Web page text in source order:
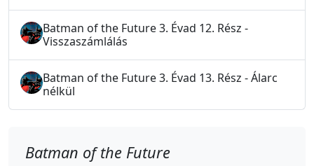
Batman of the Future 3. Évad 12. Rész -
Visszaszámlálás
Batman of the Future 3. Évad 13. Rész - Álarc
nélkül
Batman of the Future